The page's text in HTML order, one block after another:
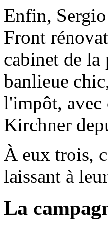
Enfin,
Front
cabinet de la
banlieue
l'impôt, avec
Kirchner
À eux trois,
laissant à
La